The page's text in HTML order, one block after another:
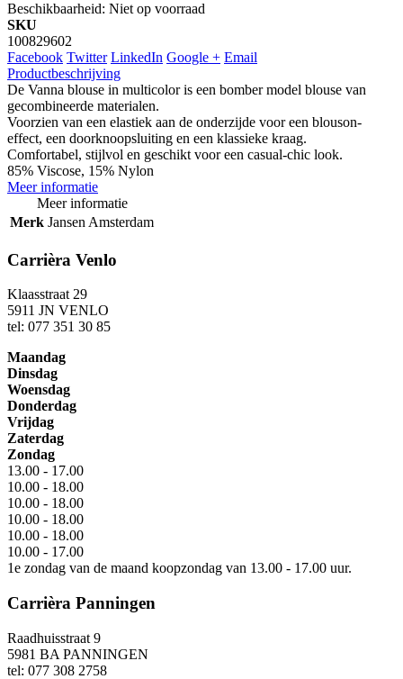
Beschikbaarheid: Niet op voorraad
SKU
100829602
Facebook Twitter LinkedIn Google + Email
Productbeschrijving
De Vanna blouse in multicolor is een bomber model blouse van
gecombineerde materialen.
Voorzien van een elastiek aan de onderzijde voor een blouson-
effect, een doorknoopsluiting en een klassieke kraag.
Comfortabel, stijlvol en geschikt voor een casual-chic look.
85% Viscose, 15% Nylon
Meer informatie
Meer informatie
Merk Jansen Amsterdam
Carrièra Venlo
Klaasstraat 29
5911 JN VENLO
tel: 077 351 30 85
Maandag
Dinsdag
Woensdag
Donderdag
Vrijdag
Zaterdag
Zondag
13.00 - 17.00
10.00 - 18.00
10.00 - 18.00
10.00 - 18.00
10.00 - 18.00
10.00 - 17.00
1e zondag van de maand koopzondag van 13.00 - 17.00 uur.
Carrièra Panningen
Raadhuisstraat 9
5981 BA PANNINGEN
tel: 077 308 2758